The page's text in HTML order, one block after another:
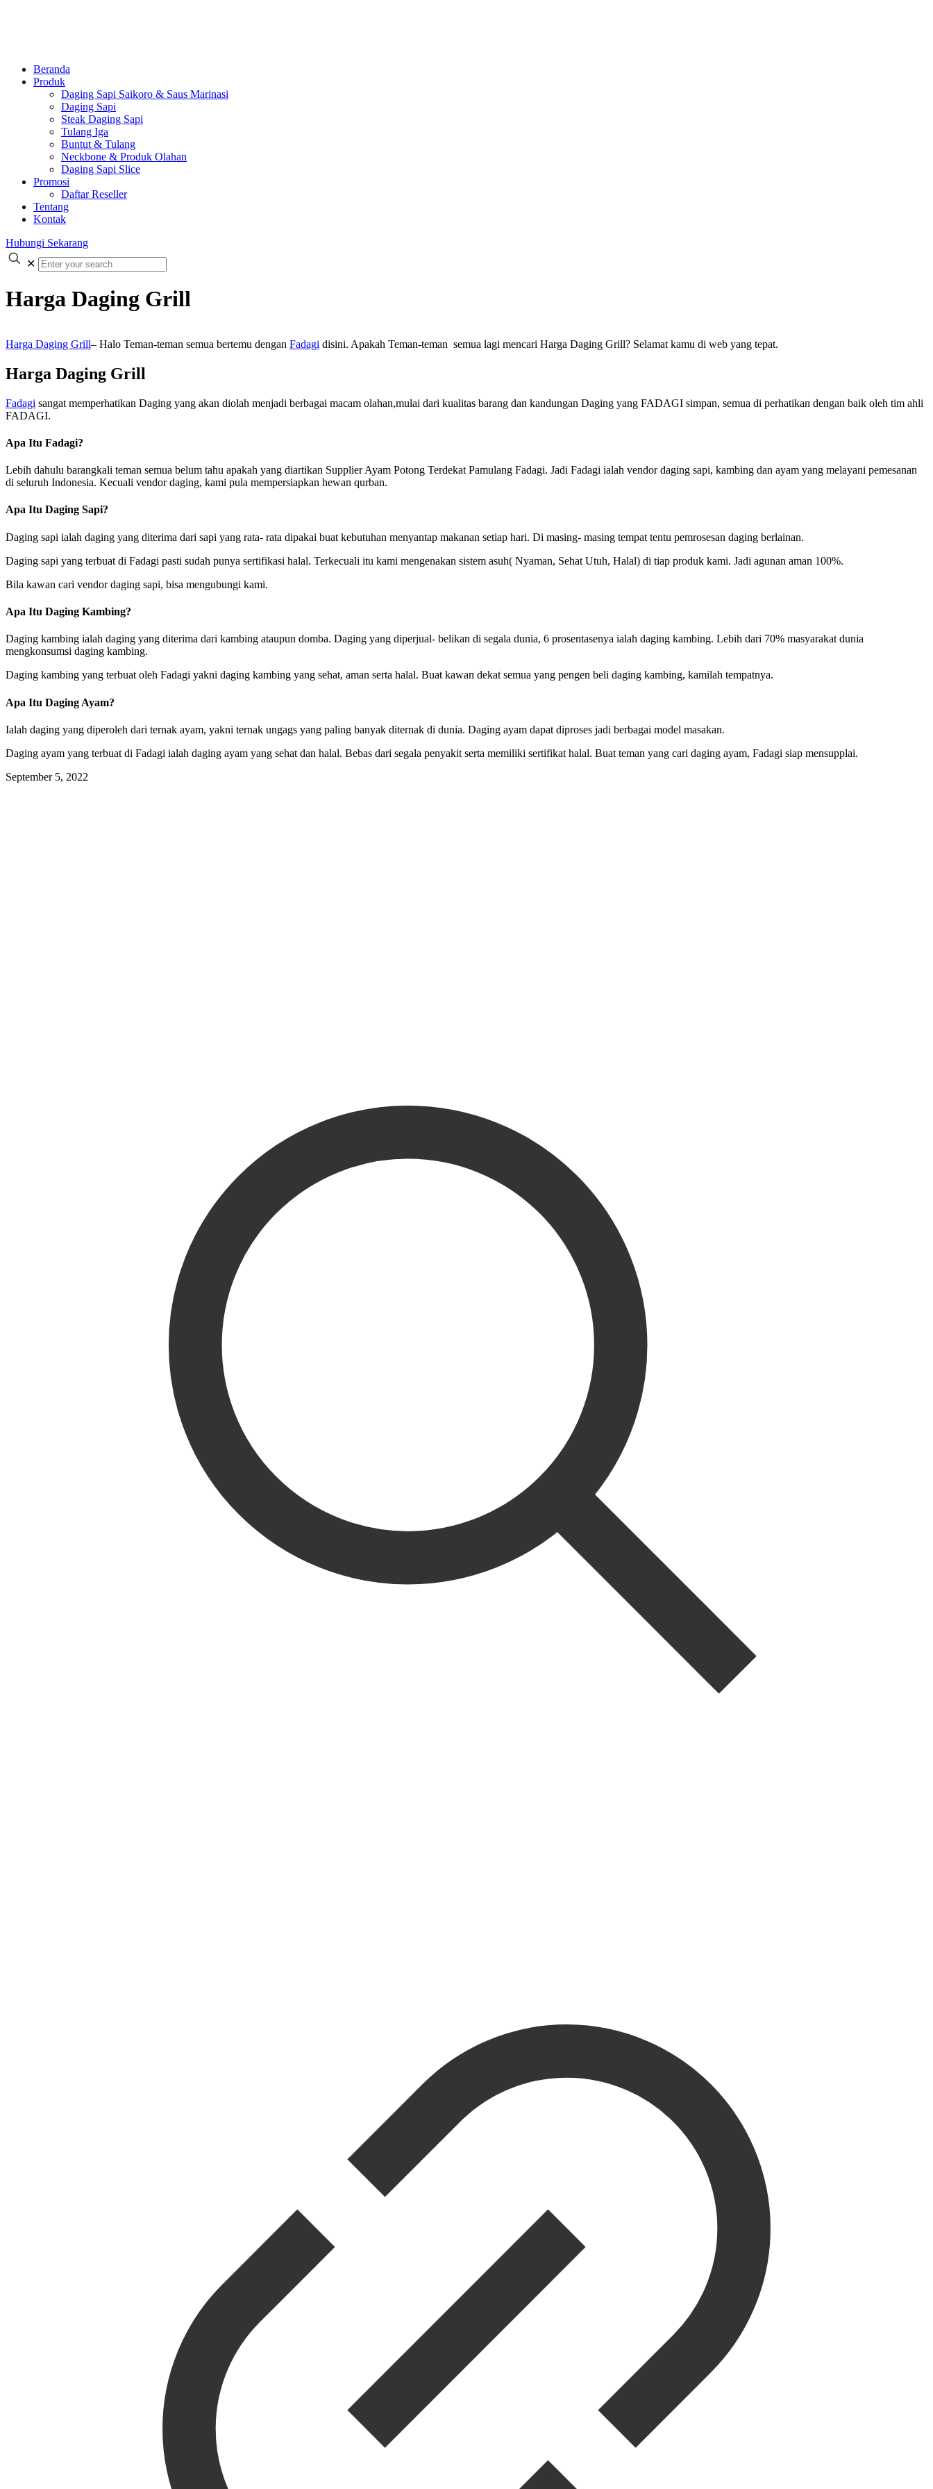
Beranda
Produk
Daging Sapi Saikoro & Saus Marinasi
Daging Sapi
Steak Daging Sapi
Tulang Iga
Buntut & Tulang
Neckbone & Produk Olahan
Daging Sapi Slice
Promosi
Daftar Reseller
Tentang
Kontak
Hubungi Sekarang
✕
Harga Daging Grill
Harga Daging Grill– Halo Teman-teman semua bertemu dengan Fadagi disini. Apakah Teman-teman semua lagi mencari Harga Daging Grill? Selamat kamu di web yang tepat.
Harga Daging Grill
Fadagi sangat memperhatikan Daging yang akan diolah menjadi berbagai macam olahan,mulai dari kualitas barang dan kandungan Daging yang FADAGI simpan, semua di perhatikan dengan baik oleh tim ahli
FADAGI.
Apa Itu Fadagi?
Lebih dahulu barangkali teman semua belum tahu apakah yang diartikan Supplier Ayam Potong Terdekat Pamulang Fadagi. Jadi Fadagi ialah vendor daging sapi, kambing dan ayam yang melayani pemesanan
di seluruh Indonesia. Kecuali vendor daging, kami pula mempersiapkan hewan qurban.
Apa Itu Daging Sapi?
Daging sapi ialah daging yang diterima dari sapi yang rata- rata dipakai buat kebutuhan menyantap makanan setiap hari. Di masing- masing tempat tentu pemrosesan daging berlainan.
Daging sapi yang terbuat di Fadagi pasti sudah punya sertifikasi halal. Terkecuali itu kami mengenakan sistem asuh( Nyaman, Sehat Utuh, Halal) di tiap produk kami. Jadi agunan aman 100%.
Bila kawan cari vendor daging sapi, bisa mengubungi kami.
Apa Itu Daging Kambing?
Daging kambing ialah daging yang diterima dari kambing ataupun domba. Daging yang diperjual- belikan di segala dunia, 6 prosentasenya ialah daging kambing. Lebih dari 70% masyarakat dunia
mengkonsumsi daging kambing.
Daging kambing yang terbuat oleh Fadagi yakni daging kambing yang sehat, aman serta halal. Buat kawan dekat semua yang pengen beli daging kambing, kamilah tempatnya.
Apa Itu Daging Ayam?
Ialah daging yang diperoleh dari ternak ayam, yakni ternak ungags yang paling banyak diternak di dunia. Daging ayam dapat diproses jadi berbagai model masakan.
Daging ayam yang terbuat di Fadagi ialah daging ayam yang sehat dan halal. Bebas dari segala penyakit serta memiliki sertifikat halal. Buat teman yang cari daging ayam, Fadagi siap mensupplai.
September 5, 2022